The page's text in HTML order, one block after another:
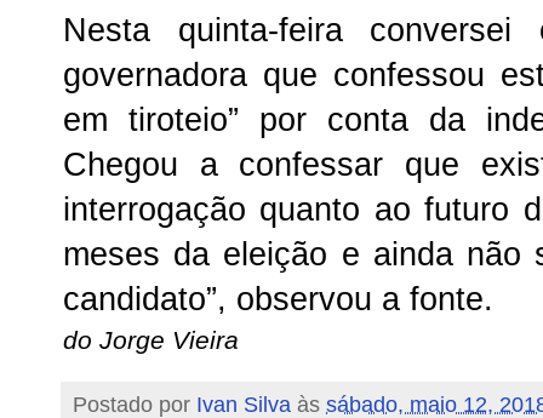
Nesta quinta-feira
governadora que confessou
em tiroteio” por conta da
Chegou a confessar que
interrogação quanto ao futuro
meses da eleição e ainda não
candidato”, observou a fonte.
do Jorge Vieira
Postado por Ivan Silva às sábado, maio 12,